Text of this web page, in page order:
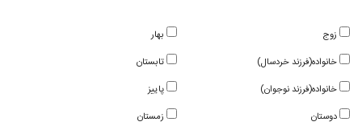
بهار
تابستان
پاییز
زمستان
زوج
خانواده(فرزند خردسال)
خانواده(فرزند نوجوان)
دوستان